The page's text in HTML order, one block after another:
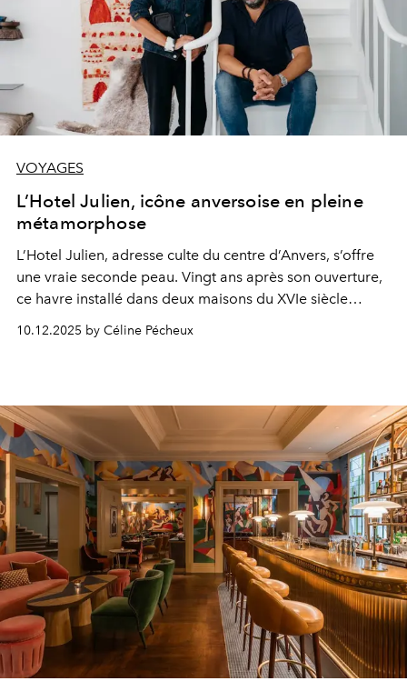
VOYAGES
L’Hotel Julien, icône anversoise en pleine
métamorphose
L’Hotel Julien, adresse culte du centre d’Anvers, s’offre
une vraie seconde peau. Vingt ans après son ouverture,
ce havre installé dans deux maisons du XVIe siècle
rouvre ses portes, métamorphosé par le duo Bea
Mombaers et Peter Ivens.
10.12.2025 by Céline Pécheux